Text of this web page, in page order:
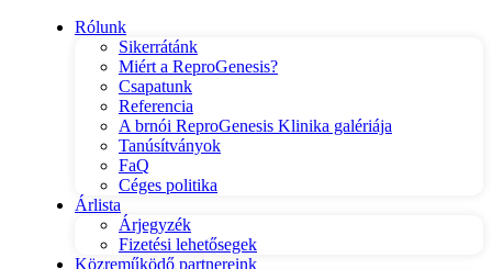
Rólunk
Sikerrátánk
Miért a ReproGenesis?
Csapatunk
Referencia
A brnói ReproGenesis Klinika galériája
Tanúsítványok
FaQ
Céges politika
Árlista
Árjegyzék
Fizetési lehetősegek
Közreműködő partnereink